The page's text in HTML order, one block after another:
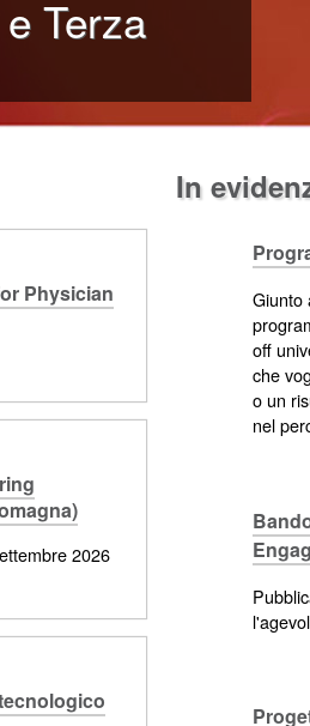
Terza
Physician
2026
In
Giunto
off
che
o un
nel